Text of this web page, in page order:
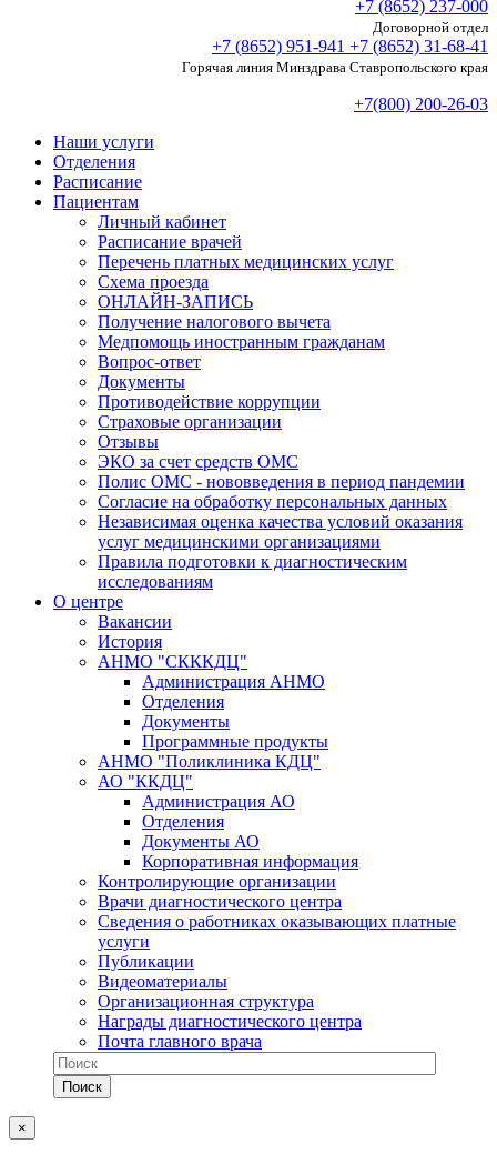
+7 (8652) 237-000
Договорной отдел
+7 (8652) 951-941 +7 (8652) 31-68-41
Горячая линия Минздрава Ставропольского края
+7(800) 200-26-03
Наши услуги
Отделения
Расписание
Пациентам
Личный кабинет
Расписание врачей
Перечень платных медицинских услуг
Схема проезда
ОНЛАЙН-ЗАПИСЬ
Получение налогового вычета
Медпомощь иностранным гражданам
Вопрос-ответ
Документы
Противодействие коррупции
Страховые организации
Отзывы
ЭКО за счет средств ОМС
Полис ОМС - нововведения в период пандемии
Согласие на обработку персональных данных
Независимая оценка качества условий оказания
услуг медицинскими организациями
Правила подготовки к диагностическим
исследованиям
О центре
Вакансии
История
АНМО "СКККДЦ"
Администрация АНМО
Отделения
Документы
Программные продукты
АНМО "Поликлиника КДЦ"
АО "ККДЦ"
Администрация АО
Отделения
Документы АО
Корпоративная информация
Контролирующие организации
Врачи диагностического центра
Сведения о работниках оказывающих платные
услуги
Публикации
Видеоматериалы
Организационная структура
Награды диагностического центра
Почта главного врача
×